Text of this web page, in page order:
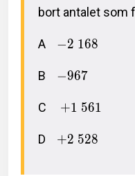
bort antalet som
A −2 168
B −967
C +1 561
D +2 528